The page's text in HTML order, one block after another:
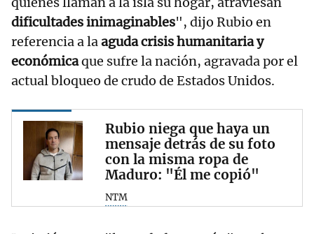
dificultades inimaginables", dijo Rubio en
referencia a laaguda crisis humanitaria y
económicaque sufre la nación, agravada por el
actual bloqueo de crudo de Estados Unidos.
Rubio niega que haya un
mensaje detrás de su foto
con la misma ropa de
Maduro: "Él me copió"
NTM